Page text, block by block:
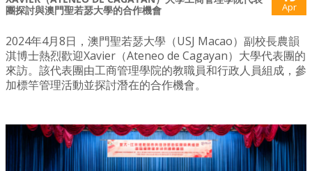
團探討與澳門聖若瑟大學的合作機會
Apr
2024年4月8日，澳門聖若瑟大學（USJ Macao）副校長農韻
淇博士熱烈歡迎Xavier（Ateneo de Cagayan）大學代表團的
來訪。該代表團由工商管理學院的教職員和行政人員組成，參
加標竿管理活動並探討潛在的合作機會。